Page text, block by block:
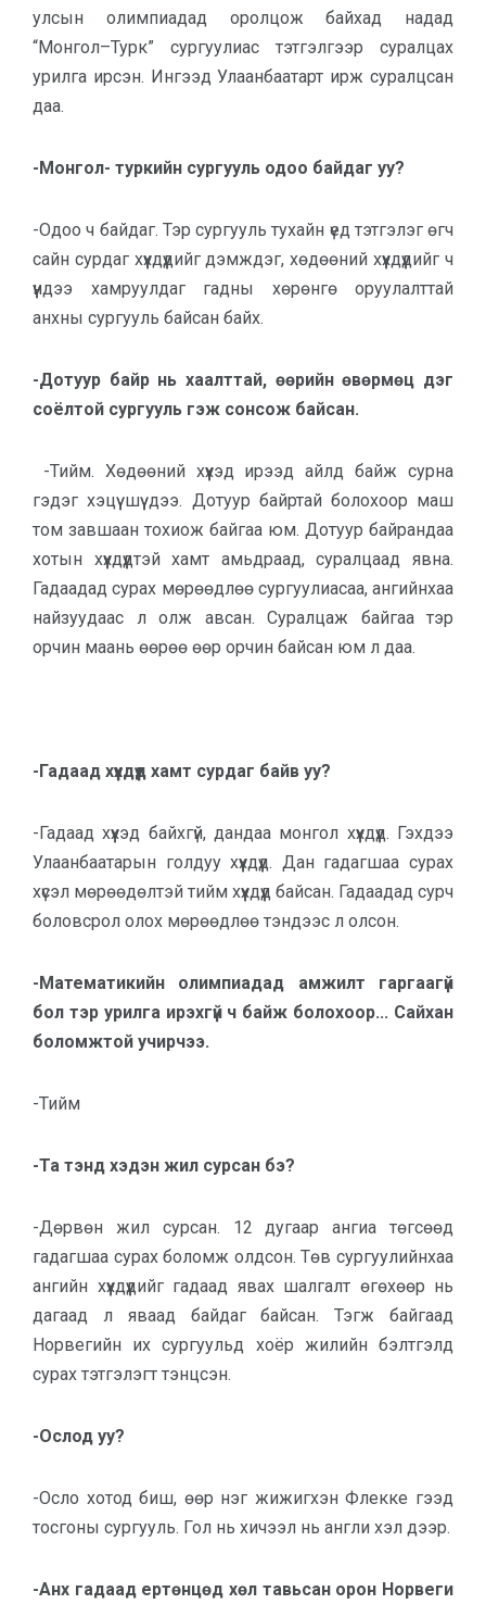
улсын олимпиадад оролцож байхад надад
“Монгол–Турк” сургуулиас тэтгэлгээр суралцах
урилга ирсэн. Ингээд Улаанбаатарт ирж суралцсан
даа.
-Монгол- туркийн сургууль одоо байдаг уу?
-Одоо ч байдаг. Тэр сургууль тухайн үед тэтгэлэг өгч
сайн сурдаг хүүхдүүдийг дэмждэг, хөдөөний хүүхдүүдийг ч
үүндээ хамруулдаг гадны хөрөнгө оруулалттай
анхны сургууль байсан байх.
-Дотуур байр нь хаалттай, өөрийн өвөрмөц дэг
соёлтой сургууль гэж сонсож байсан.
-Тийм. Хөдөөний хүүхэд ирээд айлд байж сурна
гэдэг хэцүү шүү дээ. Дотуур байртай болохоор маш
том завшаан тохиож байгаа юм. Дотуур байрандаа
хотын хүүхдүүдтэй хамт амьдраад, суралцаад явна.
Гадаадад сурах мөрөөдлөө сургуулиасаа, ангийнхаа
найзуудаас л олж авсан. Суралцаж байгаа тэр
орчин маань өөрөө өөр орчин байсан юм л даа.
-Гадаад хүүхдүүд хамт сурдаг байв уу?
-Гадаад хүүхэд байхгүй, дандаа монгол хүүхдүүд. Гэхдээ
Улаанбаатарын голдуу хүүхдүүд. Дан гадагшаа сурах
хүсэл мөрөөдөлтэй тийм хүүхдүүд байсан. Гадаадад сурч
боловсрол олох мөрөөдлөө тэндээс л олсон.
-Математикийн олимпиадад амжилт гаргаагүй
бол тэр урилга ирэхгүй ч байж болохоор... Сайхан
боломжтой учирчээ.
-Тийм
-Та тэнд хэдэн жил сурсан бэ?
-Дөрвөн жил сурсан. 12 дугаар ангиа төгсөөд
гадагшаа сурах боломж олдсон. Төв сургуулийнхаа
ангийн хүүхдүүдийг гадаад явах шалгалт өгөхөөр нь
дагаад л яваад байдаг байсан. Тэгж байгаад
Норвегийн их сургуульд хоёр жилийн бэлтгэлд
сурах тэтгэлэгт тэнцсэн.
-Ослод уу?
-Осло хотод биш, өөр нэг жижигхэн Флекке гээд
тосгоны сургууль. Гол нь хичээл нь англи хэл дээр.
-Анх гадаад ертөнцөд хөл тавьсан орон Норвеги